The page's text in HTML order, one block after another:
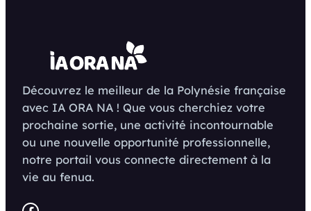
Découvrez le meilleur de la Polynésie française
avec IA ORA NA ! Que vous cherchiez votre
prochaine sortie, une activité incontournable
ou une nouvelle opportunité professionnelle,
notre portail vous connecte directement à la
vie au fenua.